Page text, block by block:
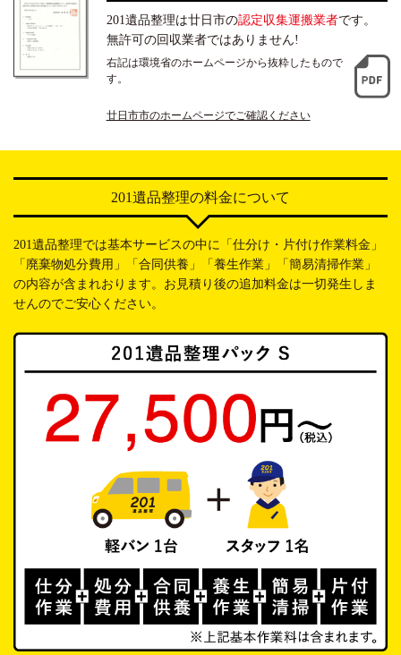
201遺品整理は廿日市の認定収集運搬業者です。
無許可の回収業者ではありません!
右記は環境省のホームページから抜粋したもので
す。
廿日市市のホームページでご確認ください
201遺品整理の料金について
201遺品整理では基本サービスの中に「仕分け・片付け作業料金」
「廃棄物処分費用」「合同供養」「養生作業」「簡易清掃作業」
の内容が含まれおります。お見積り後の追加料金は一切発生しま
せんのでご安心ください。